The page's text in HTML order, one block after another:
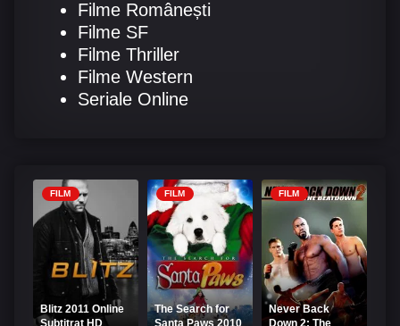
Filme Românești
Filme SF
Filme Thriller
Filme Western
Seriale Online
FILM
Blitz 2011 Online
FILM
The Search for
FILM
Never Back